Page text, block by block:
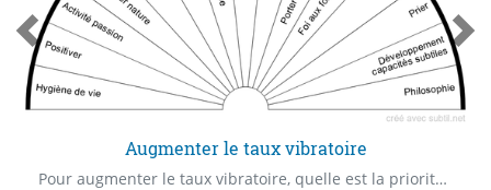
Augmenter le taux vibratoire
Pour augmenter le taux vibratoire, quelle est la priorité ?